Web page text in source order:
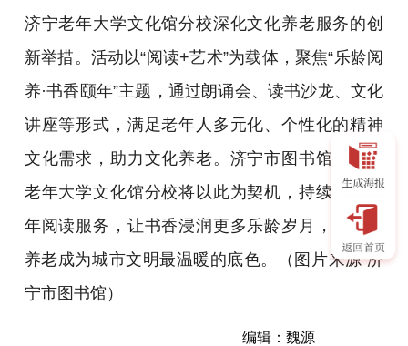
济宁老年大学文化馆分校深化文化养老服务的创
新举措。活动以“阅读+艺术”为载体，聚焦“乐龄阅
养·书香颐年”主题，通过朗诵会、读书沙龙、文化
讲座等形式，满足老年人多元化、个性化的精神
文化需求，助力文化养老。济宁市图书馆与济宁
老年大学文化馆分校将以此为契机，持续深耕老
年阅读服务，让书香浸润更多乐龄岁月，让文化
养老成为城市文明最温暖的底色。（图片来源 济
宁市图书馆）
编辑：魏源